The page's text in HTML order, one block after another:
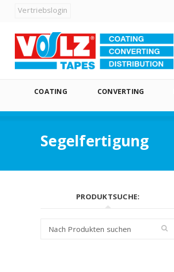
Vertriebslogin
COATING CONVERTING
Segelfertigung
PRODUKTSUCHE: